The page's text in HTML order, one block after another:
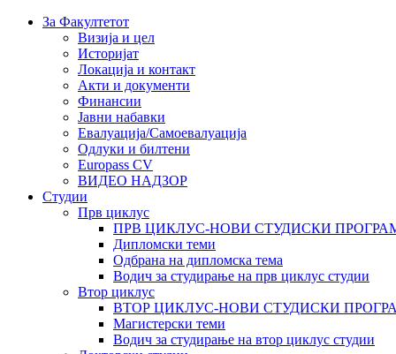
За Факултетот
Визија и цел
Историјат
Локација и контакт
Акти и документи
Финансии
Јавни набавки
Евалуација/Самоевалуација
Одлуки и билтени
Europass CV
ВИДЕО НАДЗОР
Студии
Прв циклус
ПРВ ЦИКЛУС-НОВИ СТУДИСКИ
Дипломски теми
Одбрана на дипломска тема
Водич за студирање на прв циклус студии
Втор циклус
ВТОР ЦИКЛУС-НОВИ СТУДИСКИ
Магистерски теми
Водич за студирање на втор циклус студии